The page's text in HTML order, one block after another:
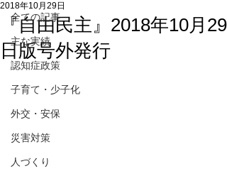
全ての記事
主な実績
認知症政策
子育て・少子化
外交・安保
災害対策
人づくり
『自由民主』2018年10月29
日版号外発行
2018年10月29日